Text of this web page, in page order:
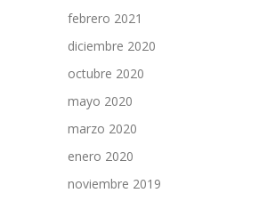
febrero 2021
diciembre 2020
octubre 2020
mayo 2020
marzo 2020
enero 2020
noviembre 2019